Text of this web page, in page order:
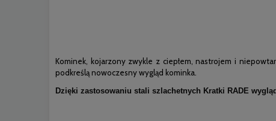
Kominek, kojarzony zwykle z ciepłem, nastrojem i
podkreślą nowoczesny wygląd kominka.
Dzięki zastosowaniu stali szlachetnych Kratki RADE